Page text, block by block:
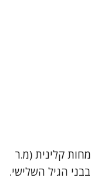
קלינית (מ.ר
מטפלת במבוגרים (18+) ובבני הגיל השלישי.